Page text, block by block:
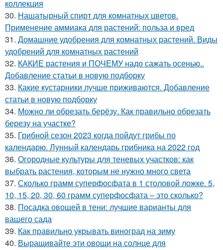
коллекция
30. Нашатырный спирт для комнатных цветов.
Применение аммиака для растений: польза и вред
31. Домашние удобрения для комнатных растений. Виды
удобрений для комнатных растений
32. КАКИЕ растения и ПОЧЕМУ надо сажать осенью..
Добавление статьи в новую подборку
33. Какие кустарники лучше приживаются. Добавление
статьи в новую подборку
34. Можно ли обрезать берёзу. Как правильно обрезать
березу на участке?
35. Грибной сезон 2023 когда пойдут грибы по
календарю. Лунный календарь грибника на 2022 год
36. Огородные культуры для теневых участков: как
выбрать растения, которым не нужно много света
37. Сколько грамм суперфосфата в 1 столовой ложке. 5,
10, 15, 20, 30, 60 грамм суперфосфата – это сколько?
38. Посадка овощей в тени: лучшие варианты для
вашего сада
39. Как правильно укрывать виноград на зиму
40. Выращивайте эти овощи на солнце для